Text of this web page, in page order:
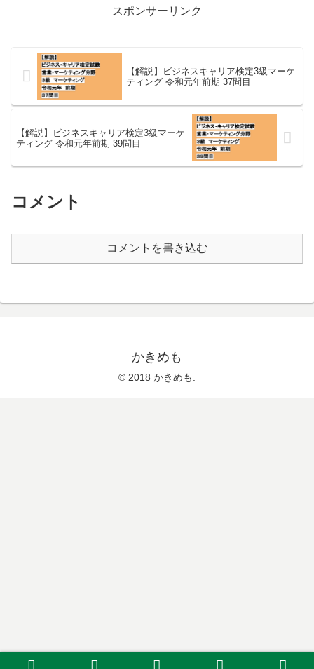
スポンサーリンク
【解説】ビジネスキャリア検定3級マーケ
ティング 令和元年前期 37問目
【解説】ビジネスキャリア検定3級マーケ
ティング 令和元年前期 39問目
コメント
コメントを書き込む
かきめも
© 2018 かきめも.